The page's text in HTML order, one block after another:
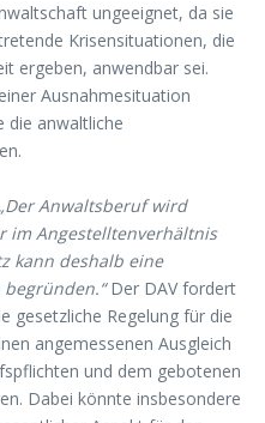
ungeeignet, da sie
Krisensituationen, die
ergeben, anwendbar sei.
Ausnahmesituation
die anwaltliche
„Der Anwaltsberuf wird
im Angestelltenverhältnis
kann deshalb eine
Der DAV fordert
gesetzliche Regelung für die
angemessenen Ausgleich
und dem gebotenen
Dabei könnte insbesondere